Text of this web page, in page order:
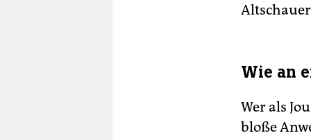
Wie an
Wer als
bloße